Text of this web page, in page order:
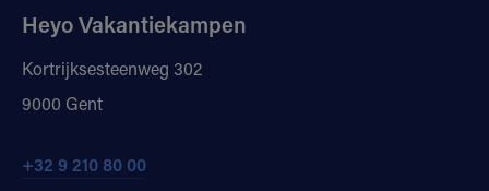
Heyo Vakantiekampen
Kortrijksesteenweg 302
9000 Gent
+32 9 210 80 00